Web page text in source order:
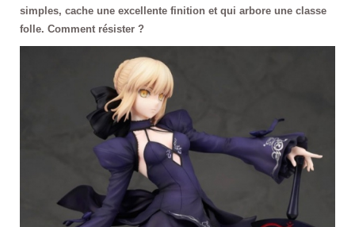
simples, cache une excellente finition et qui arbore une classe
folle. Comment résister ?